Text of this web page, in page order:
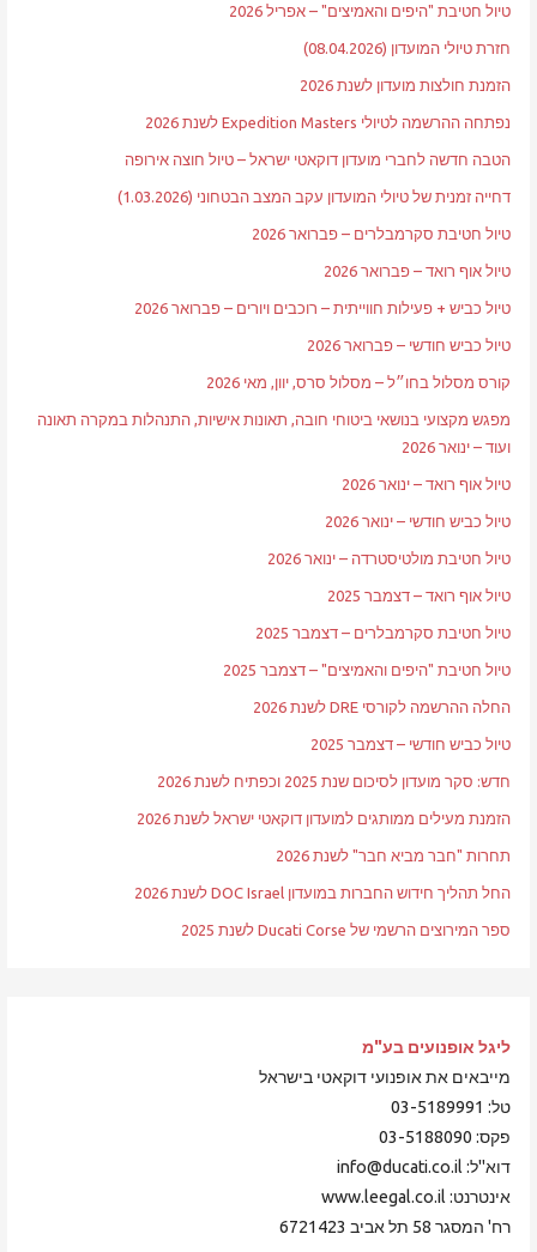
טיול חטיבת "היפים והאמיצים" – אפריל 2026
חזרת טיולי המועדון (08.04.2026)
הזמנת חולצות מועדון לשנת 2026
נפתחה ההרשמה לטיולי Expedition Masters לשנת 2026
הטבה חדשה לחברי מועדון דוקאטי ישראל – טיול חוצה אירופה
דחייה זמנית של טיולי המועדון עקב המצב הבטחוני (1.03.2026)
טיול חטיבת סקרמבלרים – פברואר 2026
טיול אוף רואד – פברואר 2026
טיול כביש + פעילות חווייתית – רוכבים ויורים – פברואר 2026
טיול כביש חודשי – פברואר 2026
קורס מסלול בחו״ל – מסלול סרס, יוון, מאי 2026
מפגש מקצועי בנושאי ביטוחי חובה, תאונות אישיות, התנהלות במקרה תאונה
ועוד – ינואר 2026
טיול אוף רואד – ינואר 2026
טיול כביש חודשי – ינואר 2026
טיול חטיבת מולטיסטרדה – ינואר 2026
טיול אוף רואד – דצמבר 2025
טיול חטיבת סקרמבלרים – דצמבר 2025
טיול חטיבת "היפים והאמיצים" – דצמבר 2025
החלה ההרשמה לקורסי DRE לשנת 2026
טיול כביש חודשי – דצמבר 2025
חדש: סקר מועדון לסיכום שנת 2025 וכפתיח לשנת 2026
הזמנת מעילים ממותגים למועדון דוקאטי ישראל לשנת 2026
תחרות "חבר מביא חבר" לשנת 2026
החל תהליך חידוש החברות במועדון DOC Israel לשנת 2026
ספר המירוצים הרשמי של Ducati Corse לשנת 2025
ליגל אופנועים בע"מ
מייבאים את אופנועי דוקאטי בישראל
טל: 03-5189991
פקס: 03-5188090
דוא"ל: info@ducati.co.il
אינטרנט: www.leegal.co.il
רח' המסגר 58 תל אביב 6721423